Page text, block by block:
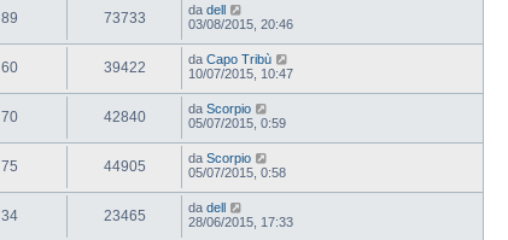
89 73733 da dell
03/08/2015, 20:46
60 39422 da Capo Tribù
10/07/2015, 10:47
70 42840 da Scorpio
05/07/2015, 0:59
75 44905 da Scorpio
05/07/2015, 0:58
34 23465 da dell
28/06/2015, 17:33